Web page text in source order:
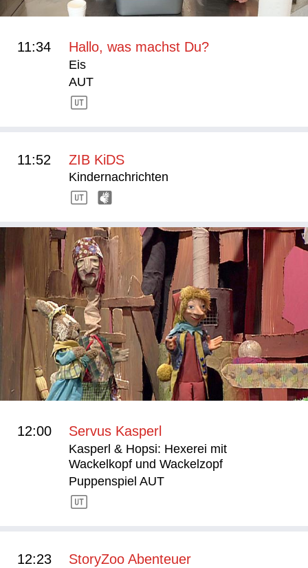
11:34 Hallo, was machst Du?
Eis
AUT
11:52 ZIB KiDS
Kindernachrichten
12:00 Servus Kasperl
Kasperl & Hopsi: Hexerei mit
Wackelkopf und Wackelzopf
Puppenspiel AUT
12:23 StoryZoo Abenteuer